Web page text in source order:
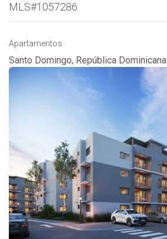
MLS#1057286
Apartamentos
Santo Domingo, República Dominicana